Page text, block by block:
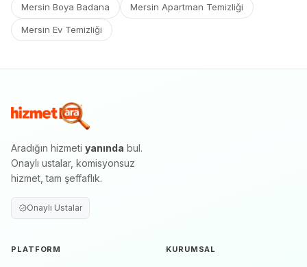
Mersin Boya Badana Mersin Apartman Temizliği
Mersin Ev Temizliği
Aradığın hizmeti yanında bul.
Onaylı ustalar, komisyonsuz
hizmet, tam şeffaflık.
Onaylı Ustalar
PLATFORM KURUMSAL